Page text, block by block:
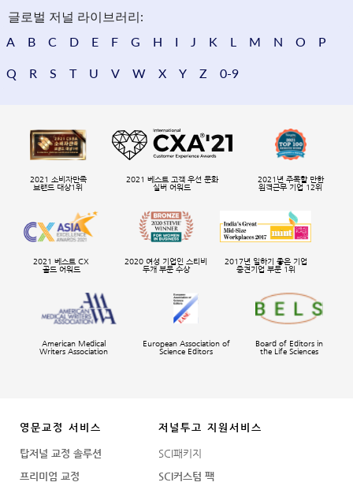
글로벌 저널 라이브러리:
A
B C D E F G H I J K L M N O P
Q R S T U V W X Y Z 0-9